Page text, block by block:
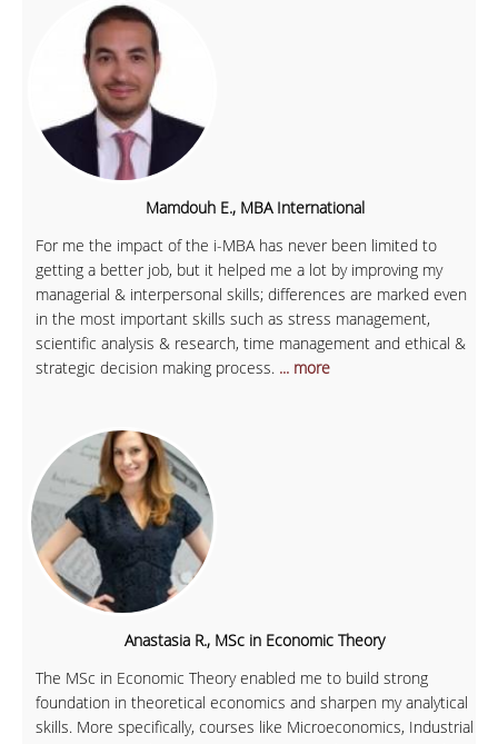
Mamdouh E., MBA International
For me the impact of the i-MBA has never been limited to
getting a better job, but it helped me a lot by improving my
managerial & interpersonal skills; differences are marked even
in the most important skills such as stress management,
scientific analysis & research, time management and ethical &
strategic decision making process. ... more
Anastasia R., MSc in Economic Theory
The MSc in Economic Theory enabled me to build strong
foundation in theoretical economics and sharpen my analytical
skills. More specifically, courses like Microeconomics, Industrial